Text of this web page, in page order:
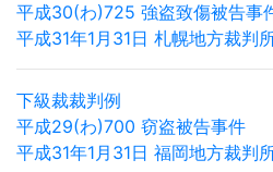
平成30(わ)725 強盗致傷被告事
平成31年1月31日 札幌地方裁判
下級裁裁判例
平成29(わ)700 窃盗被告事件
平成31年1月31日 福岡地方裁判